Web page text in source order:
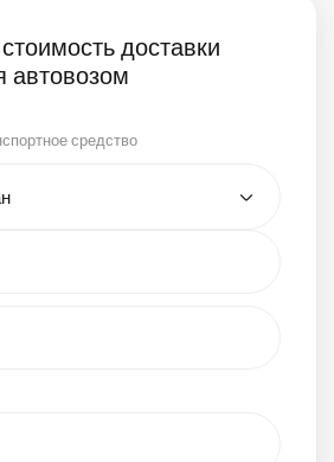
доставки
автовозом
средство